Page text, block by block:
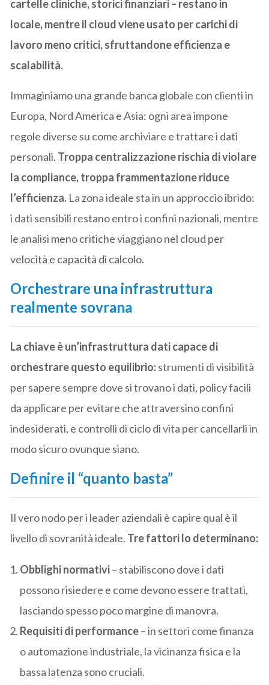
cartelle cliniche, storici finanziari – restano in
locale, mentre il cloud viene usato per carichi di
lavoro meno critici, sfruttandone efficienza e
scalabilità.
Immaginiamo una grande banca globale con clienti in
Europa, Nord America e Asia: ogni area impone
regole diverse su come archiviare e trattare i dati
personali. Troppa centralizzazione rischia di violare
la compliance, troppa frammentazione riduce
l’efficienza. La zona ideale sta in un approccio ibrido:
i dati sensibili restano entro i confini nazionali, mentre
le analisi meno critiche viaggiano nel cloud per
velocità e capacità di calcolo.
Orchestrare una infrastruttura
realmente sovrana
La chiave è un’infrastruttura dati capace di
orchestrare questo equilibrio:strumenti di visibilità
per sapere sempre dove si trovano i dati, policy facili
da applicare per evitare che attraversino confini
indesiderati, e controlli di ciclo di vita per cancellarli in
modo sicuro ovunque siano.
Definire il “quanto basta”
Il vero nodo per i leader aziendali è capire qual è il
livello di sovranità ideale. Tre fattori lo determinano:
Obblighi normativi– stabiliscono dove i dati
possono risiedere e come devono essere trattati,
lasciando spesso poco margine di manovra.
Requisiti di performance– in settori come finanza
o automazione industriale, la vicinanza fisica e la
bassa latenza sono cruciali.